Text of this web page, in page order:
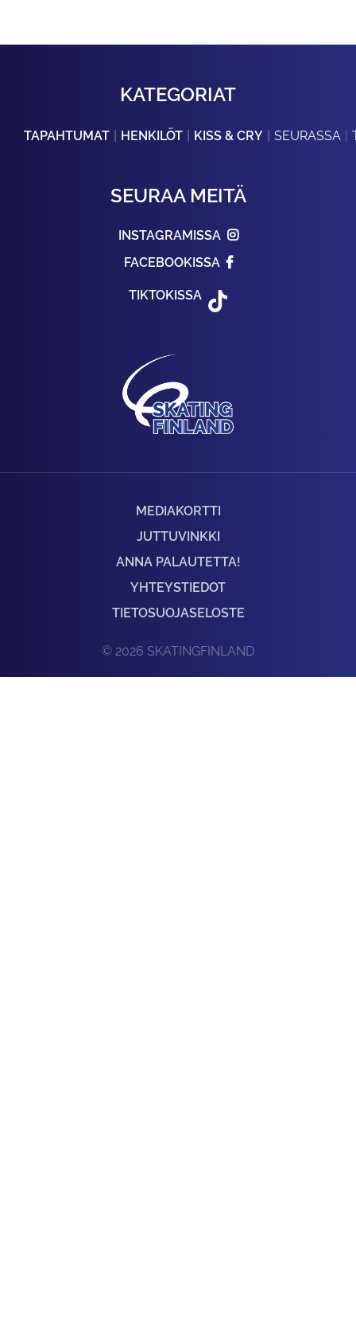
KATEGORIAT
TAPAHTUMAT HENKILÖT KISS & CRY SEURASSA
SEURAA MEITÄ
INSTAGRAMISSA
FACEBOOKISSA
TIKTOKISSA
MEDIAKORTTI
JUTTUVINKKI
ANNA PALAUTETTA!
YHTEYSTIEDOT
TIETOSUOJASELOSTE
© 2026 SKATINGFINLAND